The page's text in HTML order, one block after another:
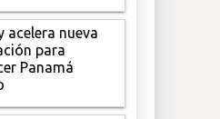
acelera nueva
para
Panamá